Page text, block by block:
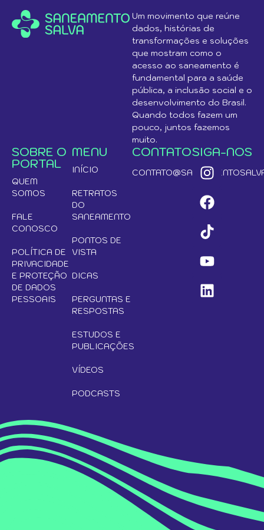
Um movimento que reúne
dados, histórias de
transformações e soluções
que mostram como o
acesso ao saneamento é
fundamental para a saúde
pública, a inclusão social e o
desenvolvimento do Brasil.
Quando todos fazem um
pouco, juntos fazemos
muito.
SOBRE O
PORTAL
QUEM
SOMOS
FALE
CONOSCO
POLÍTICA DE
PRIVACIDADE
E PROTEÇÃO
DE DADOS
PESSOAIS
MENU
INÍCIO
RETRATOS
DO
SANEAMENTO
PONTOS DE
VISTA
DICAS
PERGUNTAS E
RESPOSTAS
ESTUDOS E
PUBLICAÇÕES
VÍDEOS
PODCASTS
CONTATOSIGA-NOS